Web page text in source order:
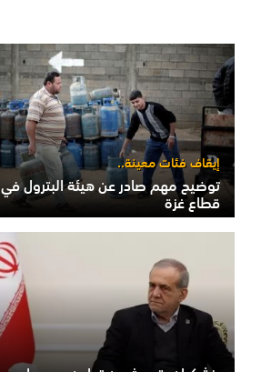
إيقاف فئات معينة..
توضيح مهم صادر عن هيئة البترول في
قطاع غزة